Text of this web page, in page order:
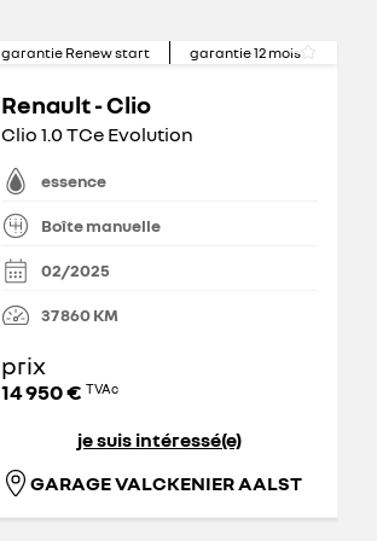
garantie Renew start garantie12 mois
Renault - Clio
Clio 1.0 TCe Evolution
essence
Boîte manuelle
02/2025
37 860KM
prix
14 950 € TVAc
je suis intéressé(e)
GARAGE VALCKENIER AALST